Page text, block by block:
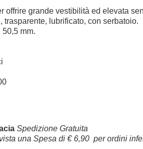
offrire grande vestibilità ed elevata
trasparente, lubrificato, con serbatoio.
mm.
Spedizione Gratuita
è prevista una Spesa di €